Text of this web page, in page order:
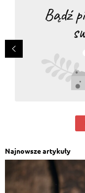
Najnowsze artykuły